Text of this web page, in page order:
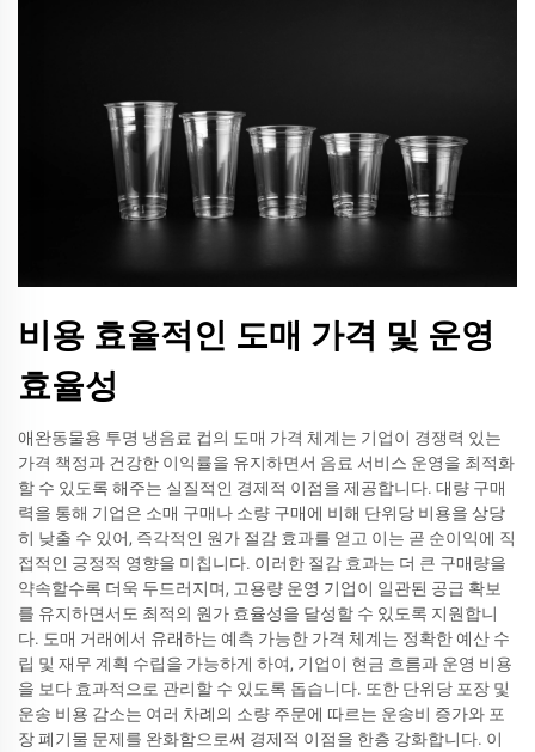
비용 효율적인 도매 가격 및 운영
효율성
애완동물용 투명 냉음료 컵의 도매 가격 체계는 기업이 경쟁력 있는
가격 책정과 건강한 이익률을 유지하면서 음료 서비스 운영을 최적화
할 수 있도록 해주는 실질적인 경제적 이점을 제공합니다. 대량 구매
력을 통해 기업은 소매 구매나 소량 구매에 비해 단위당 비용을 상당
히 낮출 수 있어, 즉각적인 원가 절감 효과를 얻고 이는 곧 순이익에 직
접적인 긍정적 영향을 미칩니다. 이러한 절감 효과는 더 큰 구매량을
약속할수록 더욱 두드러지며, 고용량 운영 기업이 일관된 공급 확보
를 유지하면서도 최적의 원가 효율성을 달성할 수 있도록 지원합니
다. 도매 거래에서 유래하는 예측 가능한 가격 체계는 정확한 예산 수
립 및 재무 계획 수립을 가능하게 하여, 기업이 현금 흐름과 운영 비용
을 보다 효과적으로 관리할 수 있도록 돕습니다. 또한 단위당 포장 및
운송 비용 감소는 여러 차례의 소량 주문에 따르는 운송비 증가와 포
장 폐기물 문제를 완화함으로써 경제적 이점을 한층 강화합니다. 이